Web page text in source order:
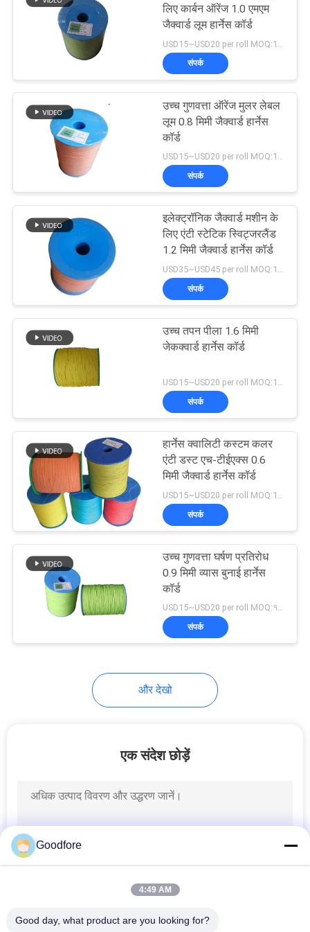
रेककन बुनती शै
14
इलेक्ट्रॉनिक जैक्वार्ड
नियंत्रक
कपड़ा मशीनरी के लिए
संशोधन
एयर जेट लूम
रैपियर वीविंग लूम
स्वचालित शटल लूम
लिए कार्बन ऑरेंज 1.0 एमएम
जैक्वार्ड लूम हार्नेस कॉर्ड
संपर्क
उच्च गुणवत्ता ऑरेंज मुलर लेबल
लूम 0.8 मिमी जैक्वार्ड हार्नेस
कॉर्ड
USD15~USD20 per roll MOQ:18 रोल्स
संपर्क
इलेक्ट्रॉनिक जैक्वार्ड मशीन के
लिए एंटी स्टेटिक स्विट्जरलैंड
1.2 मिमी जैक्वार्ड हार्नेस कॉर्ड
USD35~USD45 per roll MOQ:18 रोल्स
संपर्क
उच्च तपन पीला 1.6 मिमी
जेकक्वार्ड हार्नेस कॉर्ड
संपर्क
हार्नेस क्वालिटी कस्टम कलर
एंटी डस्ट एच-टीईएक्स 0.6
मिमी जैक्वार्ड हार्नेस कॉर्ड
संपर्क
उच्च गुणवत्ता घर्षण प्रतिरोध
0.9 मिमी व्यास बुनाई हार्नेस
कॉर्ड
USD15~USD20 per roll MOQ:१८ रोल
संपर्क
और देखो
एक संदेश छोड़ें
Goodfore
4:49 AM
Good day, what product are you looking for?